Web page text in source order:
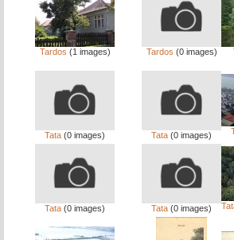
Tardos (1 images) Tardos (0 images)
Tata (0 images) Tata (0 images)
Tata (0 images) Tata (0 images)